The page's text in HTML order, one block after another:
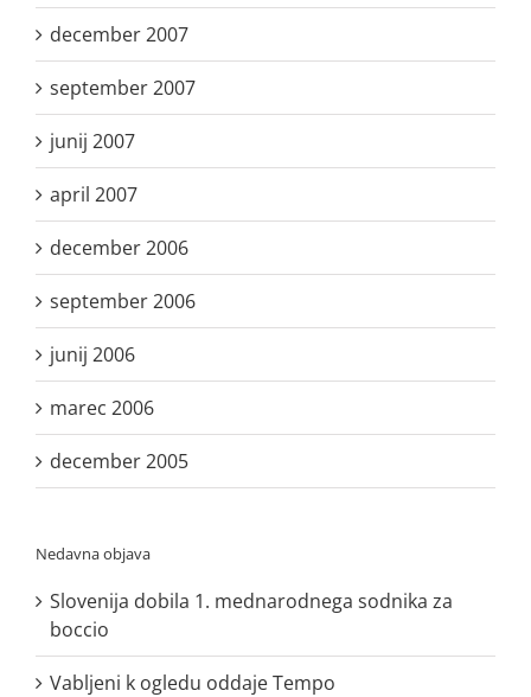
december 2007
september 2007
junij 2007
april 2007
december 2006
september 2006
junij 2006
marec 2006
december 2005
Nedavna objava
Slovenija dobila 1. mednarodnega sodnika za
boccio
Vabljeni k ogledu oddaje Tempo